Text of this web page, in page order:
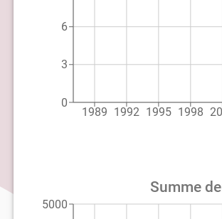
1989 1992 1995 1998
0
3
6
Summe
5000